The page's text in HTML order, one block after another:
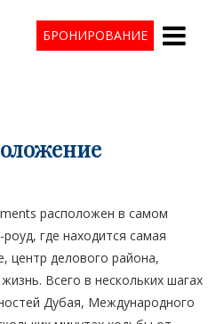
БРОНИРОВАНИЕ
расположен в самом
где находится самая
центр делового района,
Всего в нескольких шагах
Дубая, Международного